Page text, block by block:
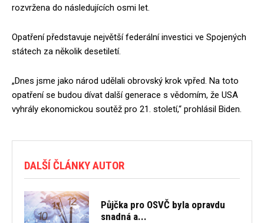
rozvržena do následujících osmi let.
Opatření představuje největší federální investici ve Spojených
státech za několik desetiletí.
„Dnes jsme jako národ udělali obrovský krok vpřed. Na toto
opatření se budou dívat další generace s vědomím, že USA
vyhrály ekonomickou soutěž pro 21. století,“ prohlásil Biden.
DALŠÍ ČLÁNKY AUTOR
Půjčka pro OSVČ byla opravdu
snadná a...